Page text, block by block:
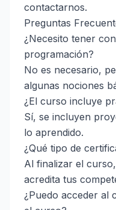
contactarnos.
Preguntas
¿Necesito tener
programación?
No es necesario,
algunas nociones
¿El curso incluye
Sí, se incluyen
lo aprendido.
¿Qué tipo de
Al finalizar el
acredita tus
¿Puedo acceder al